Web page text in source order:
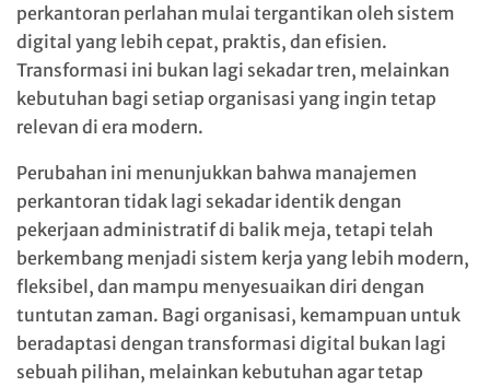
perkantoran perlahan mulai tergantikan oleh sistem
digital yang lebih cepat, praktis, dan efisien.
Transformasi ini bukan lagi sekadar tren, melainkan
kebutuhan bagi setiap organisasi yang ingin tetap
relevan di era modern.
Perubahan ini menunjukkan bahwa manajemen
perkantoran tidak lagi sekadar identik dengan
pekerjaan administratif di balik meja, tetapi telah
berkembang menjadi sistem kerja yang lebih modern,
fleksibel, dan mampu menyesuaikan diri dengan
tuntutan zaman. Bagi organisasi, kemampuan untuk
beradaptasi dengan transformasi digital bukan lagi
sebuah pilihan, melainkan kebutuhan agar tetap